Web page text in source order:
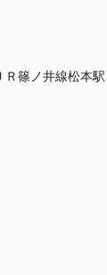
Ｒ篠ノ井線松本駅